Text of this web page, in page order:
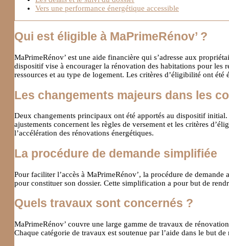
Vers une performance énergétique accessible
Qui est éligible à MaPrimeRénov’ ?
MaPrimeRénov’ est une aide financière qui s’adresse aux
dispositif vise à encourager la rénovation des habitations pour les
ressources et au type de logement. Les critères d’éligibilité ont
Les changements majeurs dans les
Deux changements principaux ont été apportés au dispositif
ajustements concernent les règles de versement et les critères
l’accélération des rénovations énergétiques.
La procédure de demande simplifiée
Pour faciliter l’accès à MaPrimeRénov’, la procédure de
pour constituer son dossier. Cette simplification a pour but de
Quels travaux sont concernés ?
MaPrimeRénov’ couvre une large gamme de travaux de
Chaque catégorie de travaux est soutenue par l’aide dans le but